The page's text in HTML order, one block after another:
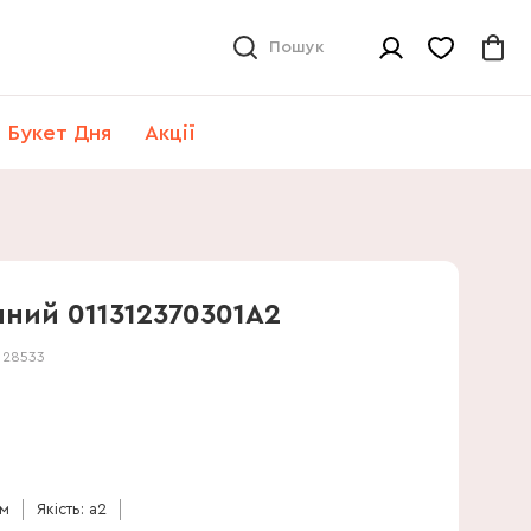
Пошук
Букет Дня Акції
011312370301А2
28533
Якість: a2